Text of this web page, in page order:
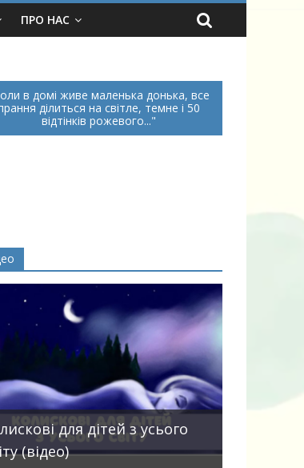
ПРО НАС
в домі живе маленька донька, все
ділиться на світле, темне і 50
відтінків рожевого...
для дітей з усього
(відео)
Пісні